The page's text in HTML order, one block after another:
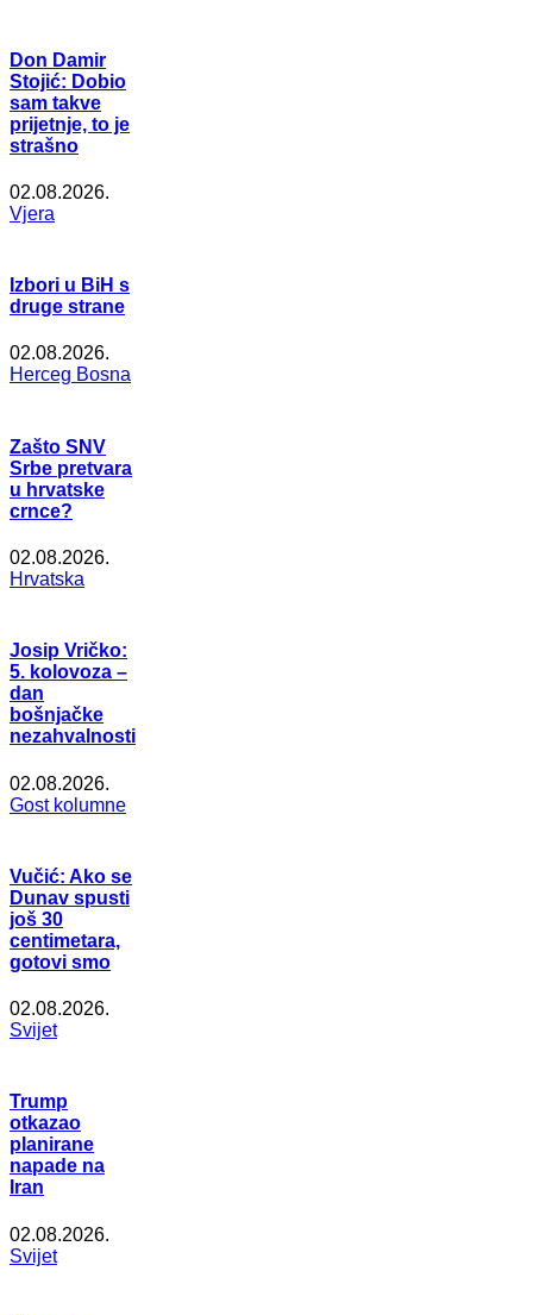
Don Damir
Stojić: Dobio
sam takve
prijetnje, to je
strašno
02.08.2026.
Vjera
Izbori u BiH s
druge strane
02.08.2026.
Herceg Bosna
Zašto SNV
Srbe pretvara
u hrvatske
crnce?
02.08.2026.
Hrvatska
Josip Vričko:
5. kolovoza –
dan
bošnjačke
nezahvalnosti
02.08.2026.
Gost kolumne
Vučić: Ako se
Dunav spusti
još 30
centimetara,
gotovi smo
02.08.2026.
Svijet
Trump
otkazao
planirane
napade na
Iran
02.08.2026.
Svijet